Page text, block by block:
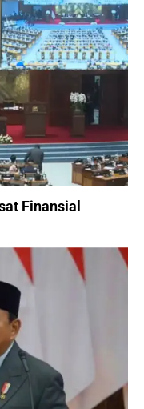
Finansial